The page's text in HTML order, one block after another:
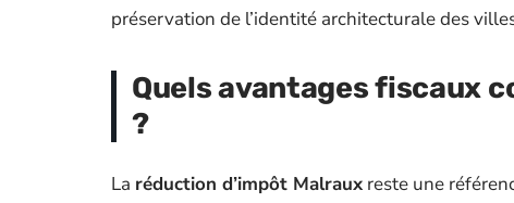
préservation de l’identité architecturale des
Quels avantages fiscaux
?
La réduction d’impôt Malraux reste une